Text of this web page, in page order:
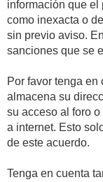
información que el
como inexacta o
sin previo aviso.
sanciones que se
Por favor tenga
almacena su
su acceso al foro
a internet. Esto
de este acuerdo.
Tenga en cuenta